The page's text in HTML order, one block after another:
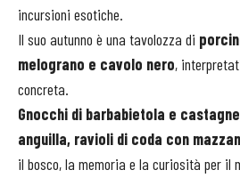
incursioni esotiche.
Il suo autunno è una tavolozza di
melograno e cavolo nero,
concreta.
Gnocchi di barbabietola e
anguilla, ravioli di coda con
il bosco, la memoria e la curiosità per il